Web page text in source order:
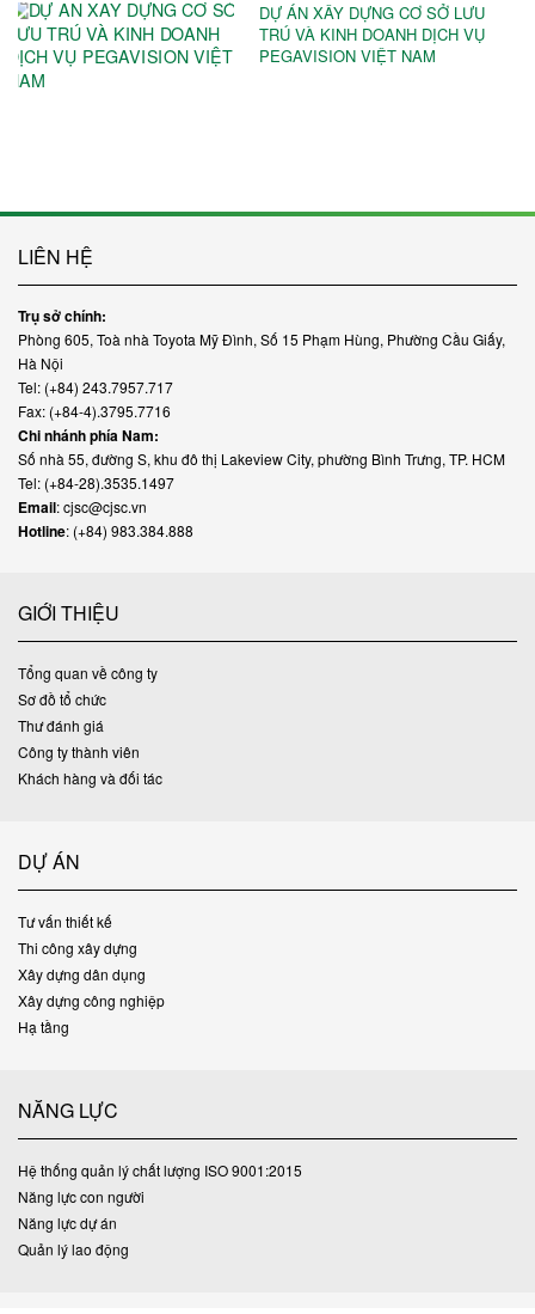
DỰ ÁN XÂY DỰNG CƠ SỞ LƯU
TRÚ VÀ KINH DOANH DỊCH VỤ
PEGAVISION VIỆT NAM
LIÊN HỆ
Trụ sở chính:
Phòng 605, Toà nhà Toyota Mỹ Đình, Số 15 Phạm Hùng, Phường Cầu Giấy,
Hà Nội
Tel: (+84) 243.7957.717
Fax: (+84-4).3795.7716
Chi nhánh phía Nam:
Số nhà 55, đường S, khu đô thị Lakeview City, phường Bình Trưng, TP. HCM
Tel: (+84-28).3535.1497
Email: cjsc@cjsc.vn
Hotline: (+84) 983.384.888
GIỚI THIỆU
Tổng quan về công ty
Sơ đồ tổ chức
Thư đánh giá
Công ty thành viên
Khách hàng và đối tác
DỰ ÁN
Tư vấn thiết kế
Thi công xây dựng
Xây dựng dân dụng
Xây dựng công nghiệp
Hạ tầng
NĂNG LỰC
Hệ thống quản lý chất lượng ISO 9001:2015
Năng lực con người
Năng lực dự án
Quản lý lao động